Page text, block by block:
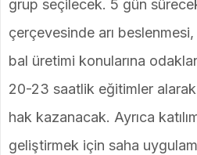
grup seçilecek. 5 gün
çerçevesinde arı
bal üretimi konularına
20-23 saatlik eğitimler alarak
hak kazanacak. Ayrıca
geliştirmek için saha